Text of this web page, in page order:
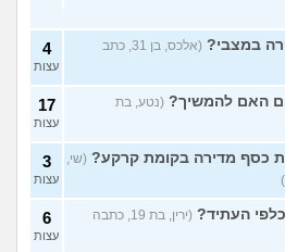
במצבי?
(אלכס, בן 31, כתב
4
עצות
האם להמשיך? (נטע, בת
17
עצות
כסף מדירה בקומת קרקע? (שי,
3
עצות
העתיד?
(ירין, בת 19, כתבה
6
עצות